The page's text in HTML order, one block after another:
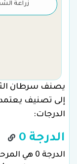
زراعة
يصنف سرطان
الدرجات:
الدرجة 0
الدرجة 0